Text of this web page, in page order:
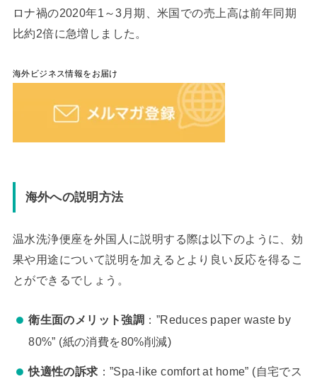
ロナ禍の2020年1～3月期、米国での売上高は前年同期
比約2倍に急増しました。
海外ビジネス情報をお届け
海外への説明方法
温水洗浄便座を外国人に説明する際は以下のように、効
果や用途について説明を加えるとより良い反応を得るこ
とができるでしょう。
衛生面のメリット強調 ：”Reduces paper waste by
80%” (紙の消費を80%削減)
快適性の訴求 ：”Spa-like comfort at home” (自宅でス